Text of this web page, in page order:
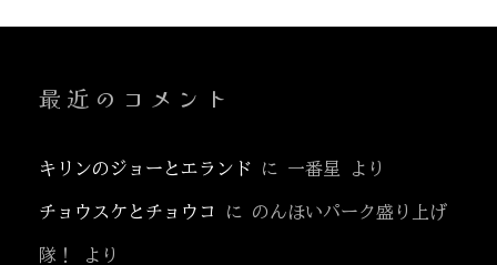
最近のコメント
キリンのジョーとエランド に 一番星 より
チョウスケとチョウコ に のんほいパーク盛り上げ
隊！ より